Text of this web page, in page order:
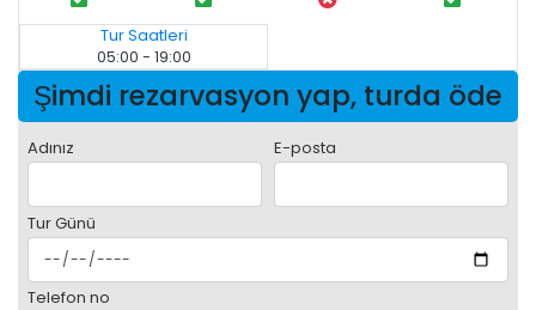
Tur Saatleri
05:00 - 19:00
Şimdi rezarvasyon yap, turda öde
Adınız E-posta
Tur Günü
Telefon no